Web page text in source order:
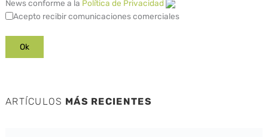
News conforme a la Política de Privacidad
Acepto recibir comunicaciones comerciales
ARTÍCULOS MÁS RECIENTES